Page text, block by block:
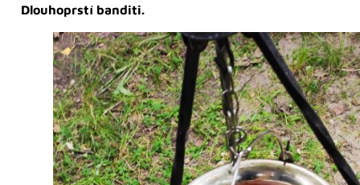
Dlouhoprstí banditi.